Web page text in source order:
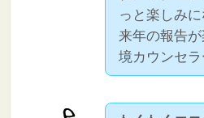
っと楽しみに
来年の報告
境カウンセラ